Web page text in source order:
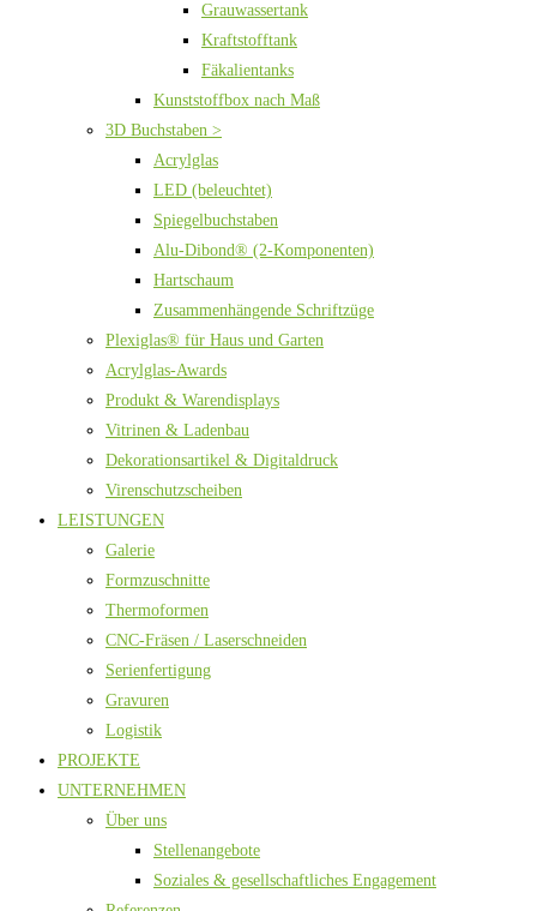
Grauwassertank
Kraftstofftank
Fäkalientanks
Kunststoffbox nach Maß
3D Buchstaben >
Acrylglas
LED (beleuchtet)
Spiegelbuchstaben
Alu-Dibond® (2-Komponenten)
Hartschaum
Zusammenhängende Schriftzüge
Plexiglas® für Haus und Garten
Acrylglas-Awards
Produkt & Warendisplays
Vitrinen & Ladenbau
Dekorationsartikel & Digitaldruck
Virenschutzscheiben
LEISTUNGEN
Galerie
Formzuschnitte
Thermoformen
CNC-Fräsen / Laserschneiden
Serienfertigung
Gravuren
Logistik
PROJEKTE
UNTERNEHMEN
Über uns
Stellenangebote
Soziales & gesellschaftliches Engagement